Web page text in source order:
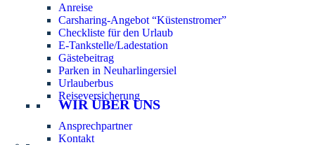
Anreise
Carsharing-Angebot “Küstenstromer”
Checkliste für den Urlaub
E-Tankstelle/Ladestation
Gästebeitrag
Parken in Neuharlingersiel
Urlauberbus
Reiseversicherung
WIR ÜBER UNS
Ansprechpartner
Kontakt